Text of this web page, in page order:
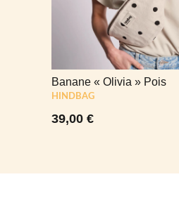
Banane « Olivia » Pois
HINDBAG
39,00 €